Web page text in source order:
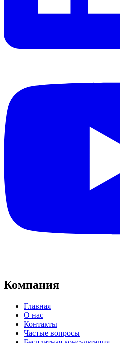
Компания
Главная
О нас
Контакты
Частые вопросы